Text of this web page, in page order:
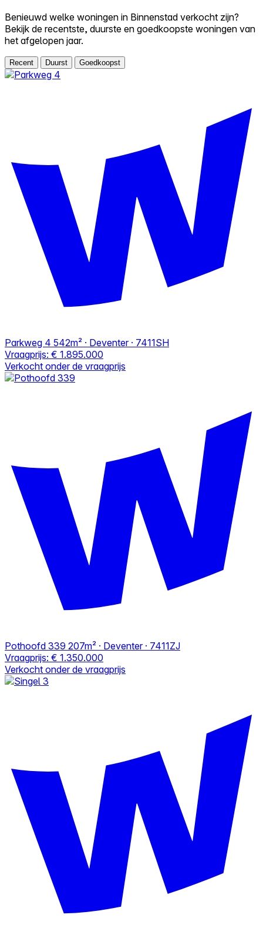
Benieuwd welke woningen in Binnenstad verkocht zijn?
Bekijk de recentste, duurste en goedkoopste woningen van
het afgelopen jaar.
Recent Duurst Goedkoopst
Parkweg 4 542m² · Deventer · 7411SH
Vraagprijs: € 1.895.000
Verkocht onder de vraagprijs
Pothoofd 339 207m² · Deventer · 7411ZJ
Vraagprijs: € 1.350.000
Verkocht onder de vraagprijs